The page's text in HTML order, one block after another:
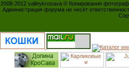
2008-2012 valleykrosava © Копирования
Администрация форума не несёт